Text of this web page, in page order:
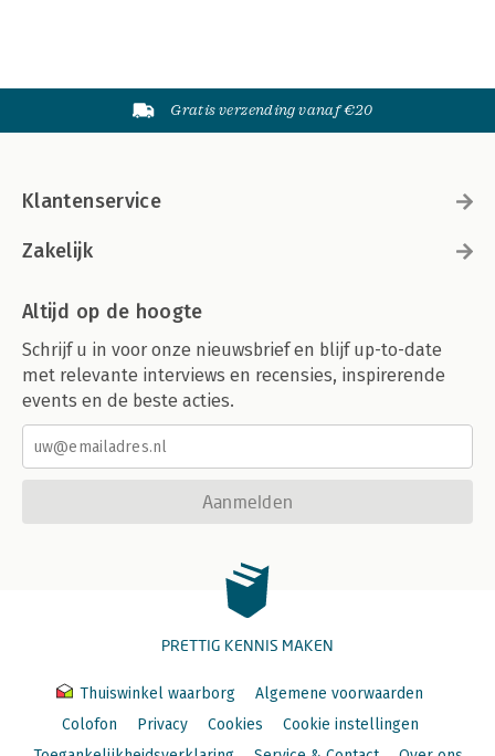
Gratis verzending vanaf €20
Klantenservice
Zakelijk
Altijd op de hoogte
Schrijf u in voor onze nieuwsbrief en blijf up-to-date
met relevante interviews en recensies, inspirerende
events en de beste acties.
Aanmelden
PRETTIG KENNIS MAKEN
Thuiswinkel waarborg
Algemene voorwaarden
Colofon
Privacy Cookies
Cookie instellingen